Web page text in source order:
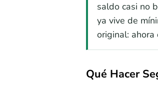
saldo casi no
ya vive de
original: ahora
Qué Hacer